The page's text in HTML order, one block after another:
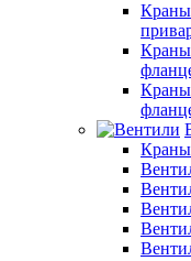
Краны